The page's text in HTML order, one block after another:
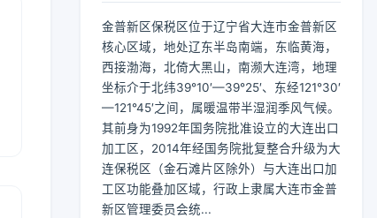
金普新区保税区位于辽宁省大连市金普新区
核心区域，地处辽东半岛南端，东临黄海，
西接渤海，北倚大黑山，南濒大连湾，地理
坐标介于北纬39°10′—39°25′、东经121°30′
—121°45′之间，属暖温带半湿润季风气候。
其前身为1992年国务院批准设立的大连出口
加工区，2014年经国务院批复整合升级为大
连保税区（金石滩片区除外）与大连出口加
工区功能叠加区域，行政上隶属大连市金普
新区管理委员会统...